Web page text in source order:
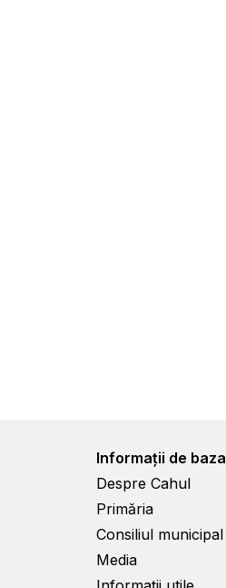
Informații de baza
Despre Cahul
Primăria
Consiliul municipal
Media